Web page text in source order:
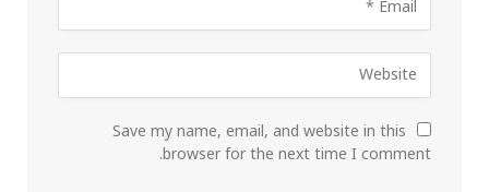
Save my name, email, and website in this
browser for the next time I comment.